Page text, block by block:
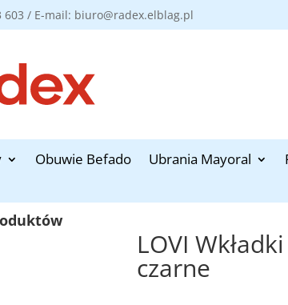
603 / E-mail: biuro@radex.elblag.pl
Obuwie Befado Ubrania Mayoral
LOVI
czarne